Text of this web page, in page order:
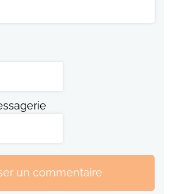
un commentaire